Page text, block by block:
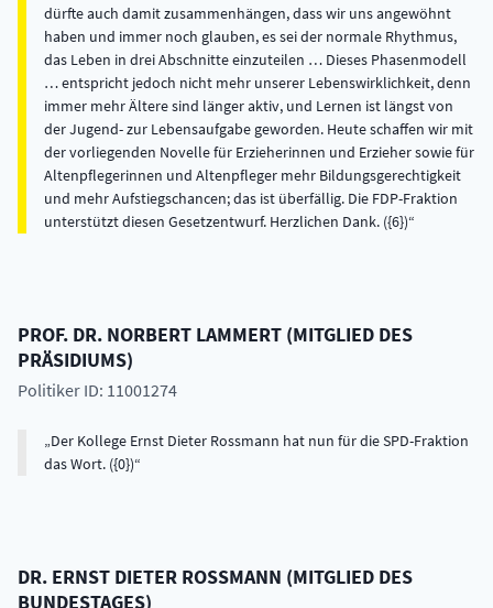
dürfte auch damit zusammenhängen, dass wir uns angewöhnt
haben und immer noch glauben, es sei der normale Rhythmus,
das Leben in drei Abschnitte einzuteilen … Dieses Phasenmodell
… entspricht jedoch nicht mehr unserer Lebenswirklichkeit, denn
immer mehr Ältere sind länger aktiv, und Lernen ist längst von
der Jugend- zur Lebensaufgabe geworden. Heute schaffen wir mit
der vorliegenden Novelle für Erzieherinnen und Erzieher sowie für
Altenpflegerinnen und Altenpfleger mehr Bildungsgerechtigkeit
und mehr Aufstiegschancen; das ist überfällig. Die FDP-Fraktion
unterstützt diesen Gesetzentwurf. Herzlichen Dank. ({6})
PROF. DR. NORBERT LAMMERT (MITGLIED DES
PRÄSIDIUMS)
Politiker ID: 11001274
Der Kollege Ernst Dieter Rossmann hat nun für die SPD-Fraktion
das Wort. ({0})
DR. ERNST DIETER ROSSMANN (MITGLIED DES
BUNDESTAGES)